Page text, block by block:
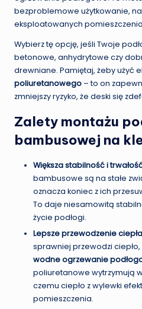
bezproblemowe użytkowanie,
eksploatowanych
Wybierz tę opcję, jeśli Twoje
betonowe, anhydrytowe czy
drewniane. Pamiętaj, żeby użyć
poliuretanowego – to on
zmniejszy ryzyko, że deski się
Zalety montażu
bambusowej na
Większa stabilność i
bambusowe są na stałe
oznacza koniec z ich
To daje niesamowitą
życie podłogi.
Lepsze przewodzenie ciepła
sprawniej przewodzi
wodne ogrzewanie
poliuretanowe wytrzymują
czemu ciepło z wylewki
pomieszczenia.